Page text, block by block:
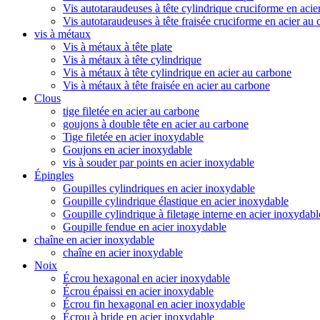
Vis autotaraudeuses à tête cylindrique cruciforme en
Vis autotaraudeuses à tête fraisée cruciforme en acier au
vis à métaux
Vis à métaux à tête plate
Vis à métaux à tête cylindrique
Vis à métaux à tête cylindrique en acier au carbone
Vis à métaux à tête fraisée en acier au carbone
Clous
tige filetée en acier au carbone
goujons à double tête en acier au carbone
Tige filetée en acier inoxydable
Goujons en acier inoxydable
vis à souder par points en acier inoxydable
Épingles
Goupilles cylindriques en acier inoxydable
Goupille cylindrique élastique en acier inoxydable
Goupille cylindrique à filetage interne en acier
Goupille fendue en acier inoxydable
chaîne en acier inoxydable
chaîne en acier inoxydable
Noix
Écrou hexagonal en acier inoxydable
Écrou épaissi en acier inoxydable
Écrou fin hexagonal en acier inoxydable
Écrou à bride en acier inoxydable